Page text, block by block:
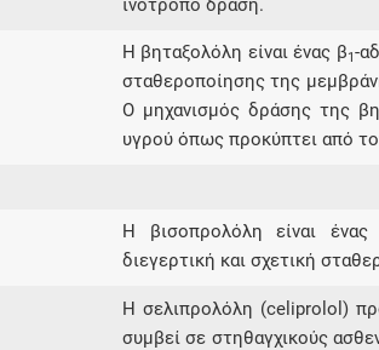
ινότροπο δράση.
Η βηταξολόλη είναι ένας β1-
σταθεροποίησης της
Ο μηχανισμός δράσης της
υγρού όπως προκύπτει από
Η βισοπρολόλη είναι ένας
διεγερτική και σχετική
Η σελιπρολόλη (celiprolol)
συμβεί σε στηθαγχικούς